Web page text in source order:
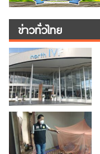
ข่าวทั่วไทย